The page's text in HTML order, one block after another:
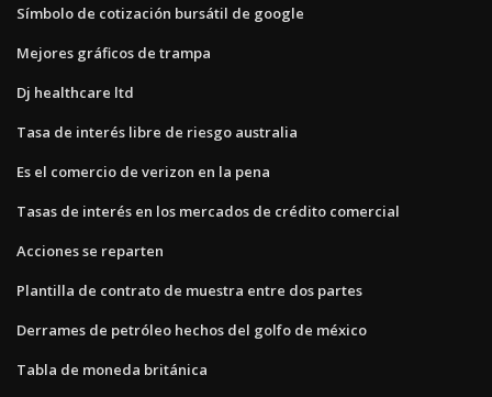
Símbolo de cotización bursátil de google
Mejores gráficos de trampa
Dj healthcare ltd
Tasa de interés libre de riesgo australia
Es el comercio de verizon en la pena
Tasas de interés en los mercados de crédito comercial
Acciones se reparten
Plantilla de contrato de muestra entre dos partes
Derrames de petróleo hechos del golfo de méxico
Tabla de moneda británica